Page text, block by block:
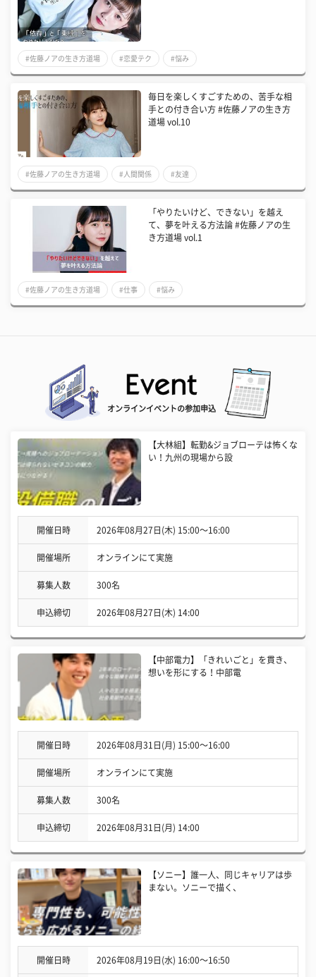
#佐藤ノアの生き方道場 #恋愛テク #悩み
毎日を楽しくすごすための、苦手な相
手との付き合い方 #佐藤ノアの生き方
道場 vol.10
#佐藤ノアの生き方道場 #人間関係 #友達
「やりたいけど、できない」を越え
て、夢を叶える方法論 #佐藤ノアの生
き方道場 vol.1
#佐藤ノアの生き方道場 #仕事 #悩み
オンラインイベントの参加申込
【大林組】転勤&ジョブローテは怖くな
い！九州の現場から設
開催日時 2026年08月27日(木) 15:00〜16:00
開催場所 オンラインにて実施
募集人数 300名
申込締切 2026年08月27日(木) 14:00
【中部電力】「きれいごと」を貫き、
想いを形にする！中部電
開催日時 2026年08月31日(月) 15:00〜16:00
開催場所 オンラインにて実施
募集人数 300名
申込締切 2026年08月31日(月) 14:00
【ソニー】誰一人、同じキャリアは歩
まない。ソニーで描く、
開催日時 2026年08月19日(水) 16:00〜16:50